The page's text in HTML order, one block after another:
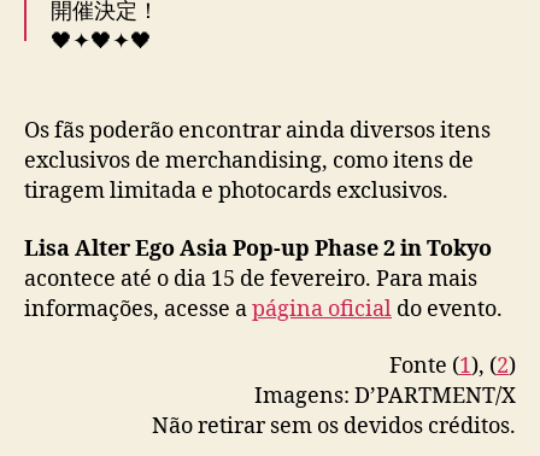
(
B
L
C
K
P
K
)
e
開催決定！
🖤✦🖤✦🖤
EGO』の世界観を体感できる期間限定POP-UP
が、東京にて開催決定✨
着用した衣装を展示！
楽曲ごとに異なる表情を見せる『ALTER…
pic.twitter.com/dxRc6qY1Bq
— D'PARTMENT Official (@d_dpartment)
Os fãs poderão encontrar ainda diversos itens
exclusivos de merchandising, como itens de
tiragem limitada e photocards exclusivos.
Lisa Alter Ego Asia Pop-up Phase 2 in Tokyo
acontece até o dia 15 de fevereiro. Para mais
informações, acesse apágina oficial do evento.
Fonte (1), (2)
Imagens: D’PARTMENT/X
Não retirar sem os devidos créditos.